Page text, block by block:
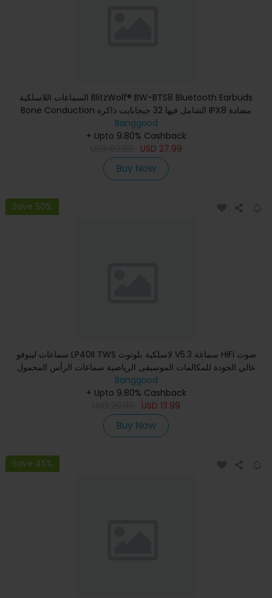
السماعات اللاسلكية BlitzWolf® BW-BTS8 Bluetooth Earbuds
Bone Conduction الشامل فيها 32 جيجابايت ذاكرة IPX8 مضادة
للماء و
Banggood
+ Upto 9.80% Cashback
USD 27.99
Buy Now
Save 50%
سماعات لينوفو LP40II TWS لاسلكية بلوتوث V5.3 سماعة HiFi صوت
عالي الجودة للمكالمات الموسيقى الرياضية سماعات الرأس المحمول
Banggood
+ Upto 9.80% Cashback
USD 13.99
Buy Now
Save 45%